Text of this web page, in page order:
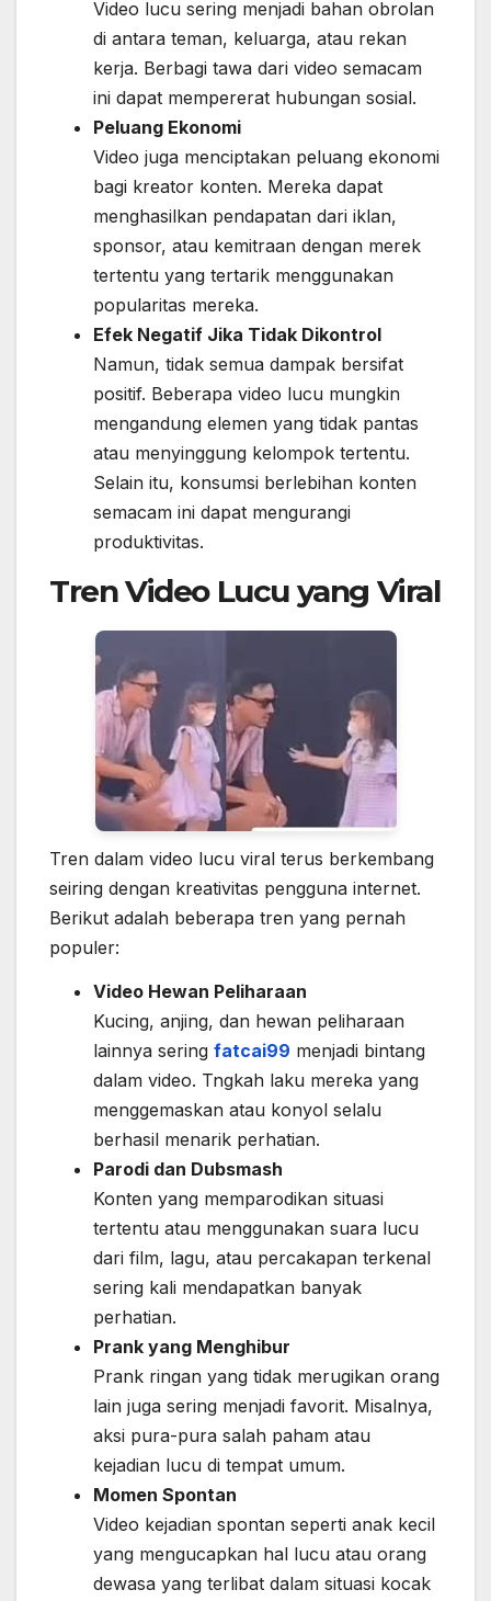
Video lucu sering menjadi bahan obrolan
di antara teman, keluarga, atau rekan
kerja. Berbagi tawa dari video semacam
ini dapat mempererat hubungan sosial.
Peluang Ekonomi
Video juga menciptakan peluang ekonomi
bagi kreator konten. Mereka dapat
menghasilkan pendapatan dari iklan,
sponsor, atau kemitraan dengan merek
tertentu yang tertarik menggunakan
popularitas mereka.
Efek Negatif Jika Tidak Dikontrol
Namun, tidak semua dampak bersifat
positif. Beberapa video lucu mungkin
mengandung elemen yang tidak pantas
atau menyinggung kelompok tertentu.
Selain itu, konsumsi berlebihan konten
semacam ini dapat mengurangi
produktivitas.
Tren Video Lucu yang Viral
Tren dalam video lucu viral terus berkembang
seiring dengan kreativitas pengguna internet.
Berikut adalah beberapa tren yang pernah
populer:
Video Hewan Peliharaan
Kucing, anjing, dan hewan peliharaan
lainnya sering fatcai99 menjadi bintang
dalam video. Tngkah laku mereka yang
menggemaskan atau konyol selalu
berhasil menarik perhatian.
Parodi dan Dubsmash
Konten yang memparodikan situasi
tertentu atau menggunakan suara lucu
dari film, lagu, atau percakapan terkenal
sering kali mendapatkan banyak
perhatian.
Prank yang Menghibur
Prank ringan yang tidak merugikan orang
lain juga sering menjadi favorit. Misalnya,
aksi pura-pura salah paham atau
kejadian lucu di tempat umum.
Momen Spontan
Video kejadian spontan seperti anak kecil
yang mengucapkan hal lucu atau orang
dewasa yang terlibat dalam situasi kocak